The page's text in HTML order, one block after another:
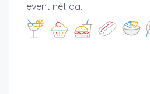
event nét da...